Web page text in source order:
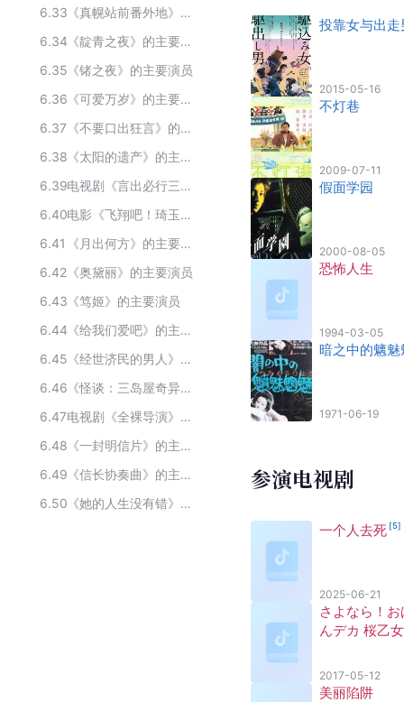
6.33
《真幌站前番外地》的主要演员
6.34
《靛青之夜》的主要演员
6.35 《锗之夜》的主要演员
6.36
《可爱万岁》的主要演员
6.37
《不要口出狂言》的主要演员
6.38
《太阳的遗产》的主要演员
6.39
电视剧《言出必行三姐妹》的主要演员
6.40
电影《飞翔吧！琦玉》主要演员
6.41
《月出何方》的主要演员
6.42 《奥黛丽》的主要演员
6.43 《笃姬》的主要演员
6.44
《给我们爱吧》的主要演员
6.45
《经世济民的男人》的主要演员
6.46
《怪谈：三岛屋奇异百物语》的主要演员
6.47
电视剧《全裸导演》的主要演员
6.48
《一封明信片》的主要演员
6.49
《信长协奏曲》的主要演员
6.50
《她的人生没有错》的主要演员
投靠女与出走
2015-05-16
不灯巷
2009-07-11
假面学园
2000-08-05
恐怖人生
1994-03-05
暗之中的魑魅
1971-06-19
参演电视剧
一个人去死 [5]
2025-06-21
さよなら！
んデカ 桜乙
2017-05-12
美丽陷阱